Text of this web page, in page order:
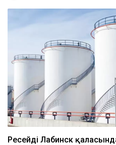
Ресейдің Лабинск